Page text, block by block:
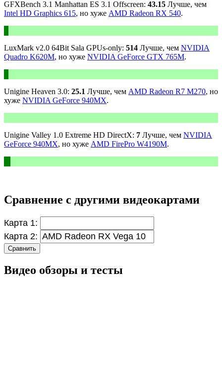
GFXBench 3.1 Manhattan ES 3.1 Offscreen: 43.15 Лучше, чем
Intel HD Graphics 615, но хуже AMD Radeon RX 540.
LuxMark v2.0 64Bit Sala GPUs-only: 514 Лучше, чем NVIDIA
Quadro K620M, но хуже NVIDIA GeForce GTX 765M.
Unigine Heaven 3.0: 25.1 Лучше, чем AMD Radeon R7 M270, но
хуже NVIDIA GeForce 940MX.
Unigine Valley 1.0 Extreme HD DirectX: 7 Лучше, чем NVIDIA
GeForce 940MX, но хуже AMD FirePro W4190M.
Сравнение с другими видеокартами
Карта 1:
Карта 2:
Сравнить
Видео обзоры и тесты